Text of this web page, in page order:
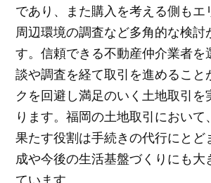
であり、また購入を考える側もエ
周辺環境の調査など多角的な検討
す。信頼できる不動産仲介業者を
談や調査を経て取引を進めること
クを回避し満足のいく土地取引を
ります。福岡の土地取引におい
果たす役割は手続きの代行にとど
成や今後の生活基盤づくりにも大
ています。